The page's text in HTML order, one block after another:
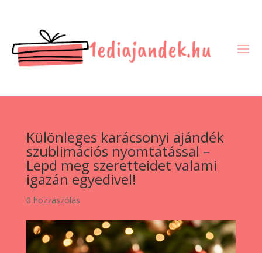
Különleges karácsonyi ajándék
szublimációs nyomtatással –
Lepd meg szeretteidet valami
igazán egyedivel!
0 hozzászólás